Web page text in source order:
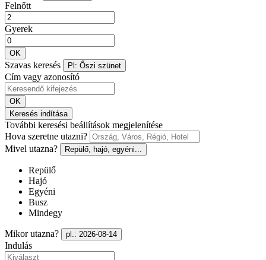
Felnőtt
Gyerek
OK
Szavas keresés Pl: Őszi szünet
Cím vagy azonosító
OK
Keresés indítása
További keresési beállítások megjelenítése
Hova szeretne utazni?
Mivel utazna?
Repülő, hajó, egyéni...
Repülő
Hajó
Egyéni
Busz
Mindegy
Mikor utazna? pl.: 2026-08-14
Indulás